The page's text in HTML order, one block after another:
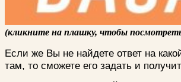
(кликните на плашку, чтобы
Если же Вы не найдете ответ на
там, то сможете его задать и